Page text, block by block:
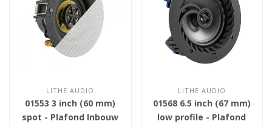
LITHE AUDIO
01553 3 inch (60 mm)
spot - Plafond Inbouw
LITHE AUDIO
01568 6.5 inch (67 mm)
low profile - Plafond